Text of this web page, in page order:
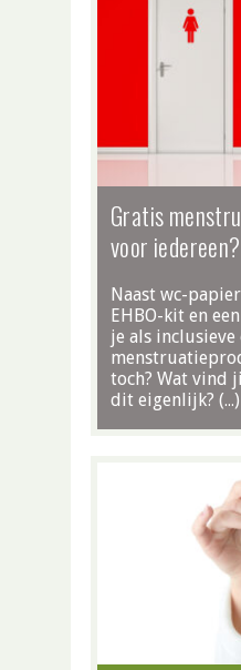
Gratis
voor iedereen?
Naast wc-
EHBO-kit en
je als
toch? Wat vind
dit eigenlijk? (…)